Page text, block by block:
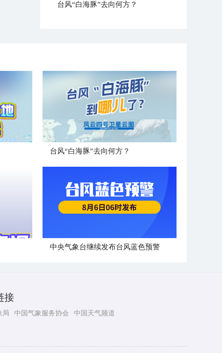
台风“白海豚”去向何方？
台风“白海豚”去向何方？
中央气象台继续发布台风蓝色预警
接
局 中国气象服务协会 中国天气频道